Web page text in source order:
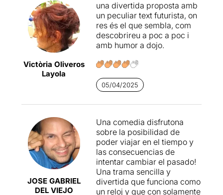
creces.La viatgera es una
pieza pequeña, incluso
modesta, dentro de este tipo
de subgénero. Aun así, no
podemos subestimar su
tenernos enganchados a
unos personajes que luchan
por sueños casi
otro éxito para seguir siendo
la gran autora que todo el
mundo cree; la amiga de
juventud que llega para
proponer un disparate; el
editor que puede llegar a
perder los nervios en un
Victòria Oliveros
Layola
una divertida proposta amb
un peculiar text futurista, on
res és el que sembla, com
descobrireu a poc a poc i
amb humor a dojo.
05/04/2025
JOSE GABRIEL
DEL VIEJO
Una comedia disfrutona
sobre la posibilidad de
poder viajar en el tiempo y
las consecuencias de
intentar cambiar el pasado!
Una trama sencilla y
divertida que funciona como
un reloj y que con solamente